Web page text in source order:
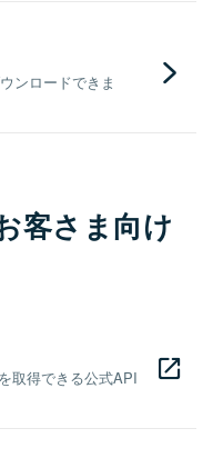
ンロードできま
客さま向け
取得できる公式API